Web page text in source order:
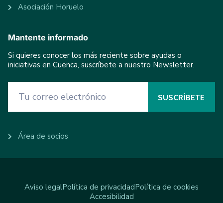
Asociación Horuelo
Mantente informado
Si quieres conocer los más reciente sobre ayudas o
iniciativas en Cuenca, suscríbete a nuestro Newsletter.
Área de socios
Aviso legalPolítica de privacidadPolítica de cookies
Accesibilidad